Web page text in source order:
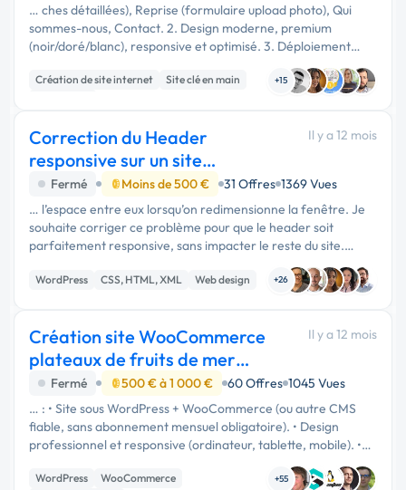
… ches détaillées), Reprise (formulaire upload photo), Qui
sommes-nous, Contact. 2. Design moderne, premium
(noir/doré/blanc), responsive et optimisé. 3. Déploiement
rapide sur CoccinAuto.ch (ou sous-domaine temporaire). 4.
Mise en place …
Création de site internet
Site clé en main
+15
Correction du Header
responsive sur un site
WordPress (budget 80 €)
Il y a 12 mois
Fermé Moins de 500 € 31 Offres 1369 Vues
… l’espace entre eux lorsqu’on redimensionne la fenêtre. Je
souhaite corriger ce problème pour que le header soit
parfaitement responsive, sans impacter le reste du site.
Important : il ne faudra pas créer de nouveaux bugs pendant
vos essais. Le …
WordPress CSS, HTML, XML Web design +26
Création site WooCommerce
plateaux de fruits de mer
personnalisés
Il y a 12 mois
Fermé 500 € à 1 000 € 60 Offres 1045 Vues
… : • Site sous WordPress + WooCommerce (ou autre CMS
fiable, sans abonnement mensuel obligatoire). • Design
professionnel et responsive (ordinateur, tablette, mobile). •
Intégration de mes photos de produits et plateaux. • Mise en
place d’un …
WordPress
WooCommerce
+55